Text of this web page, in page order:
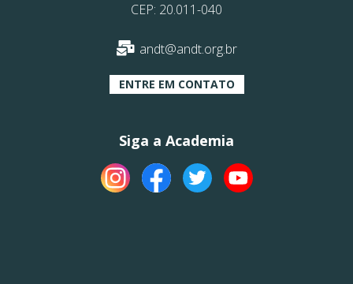
CEP: 20.011-040
andt@andt.org.br
ENTRE EM CONTATO
Siga a Academia